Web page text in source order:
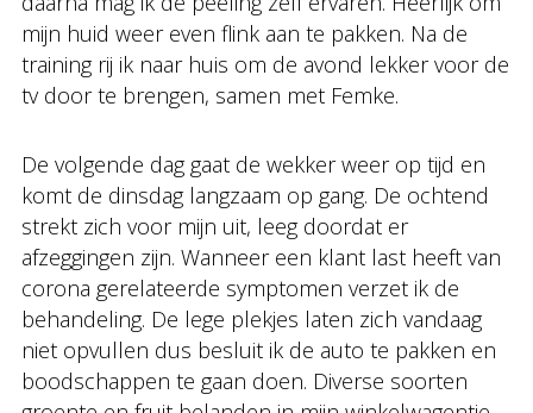
mijn huid weer even flink aan te pakken. Na de
training rij ik naar huis om de avond lekker voor de
tv door te brengen, samen met Femke.
De volgende dag gaat de wekker weer op tijd en
komt de dinsdag langzaam op gang. De ochtend
strekt zich voor mijn uit, leeg doordat er
afzeggingen zijn. Wanneer een klant last heeft van
corona gerelateerde symptomen verzet ik de
behandeling. De lege plekjes laten zich vandaag
niet opvullen dus besluit ik de auto te pakken en
boodschappen te gaan doen. Diverse soorten